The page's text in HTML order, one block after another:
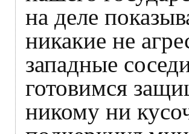
на деле
никакие не
западные
готовимся
никому ни